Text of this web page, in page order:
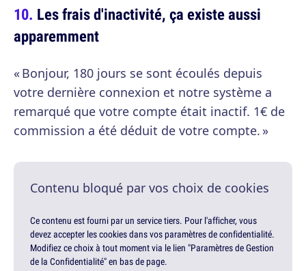
Les frais d'inactivité, ça existe aussi
apparemment
« Bonjour, 180 jours se sont écoulés depuis
votre dernière connexion et notre système a
remarqué que votre compte était inactif. 1€ de
commission a été déduit de votre compte. »
Contenu bloqué par vos choix de cookies
Ce contenu est fourni par un service tiers. Pour l'afficher, vous
devez accepter les cookies dans vos paramètres de confidentialité.
Modifiez ce choix à tout moment via le lien "Paramètres de Gestion
de la Confidentialité" en bas de page.